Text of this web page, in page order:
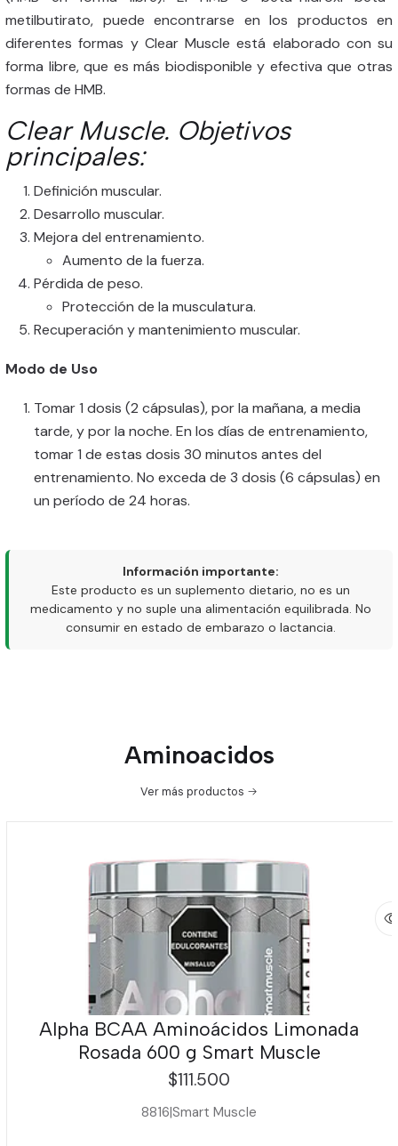
metilbutirato, puede encontrarse en los productos en
diferentes formas y Clear Muscle está elaborado con su
forma libre, que es más biodisponible y efectiva que otras
formas de HMB.
Clear Muscle. Objetivos
principales:
Definición muscular.
Desarrollo muscular.
Mejora del entrenamiento.
Aumento de la fuerza.
Pérdida de peso.
Protección de la musculatura.
Recuperación y mantenimiento muscular.
Modo de Uso
Tomar 1 dosis (2 cápsulas), por la mañana, a media
tarde, y por la noche. En los días de entrenamiento,
tomar 1 de estas dosis 30 minutos antes del
entrenamiento. No exceda de 3 dosis (6 cápsulas) en
un período de 24 horas.
Información importante:
Este producto es un suplemento dietario, no es un
medicamento y no suple una alimentación equilibrada. No
consumir en estado de embarazo o lactancia.
Aminoacidos
Ver más productos
Alpha BCAA Aminoácidos Limonada
Rosada 600 g Smart Muscle
$111.500
8816|Smart Muscle